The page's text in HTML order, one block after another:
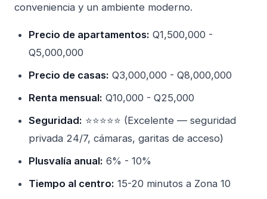
conveniencia y un ambiente moderno.
Precio de apartamentos: Q1,500,000 -
Q5,000,000
Precio de casas: Q3,000,000 - Q8,000,000
Renta mensual: Q10,000 - Q25,000
Seguridad: ⭐⭐⭐⭐⭐ (Excelente — seguridad
privada 24/7, cámaras, garitas de acceso)
Plusvalía anual: 6% - 10%
Tiempo al centro: 15-20 minutos a Zona 10